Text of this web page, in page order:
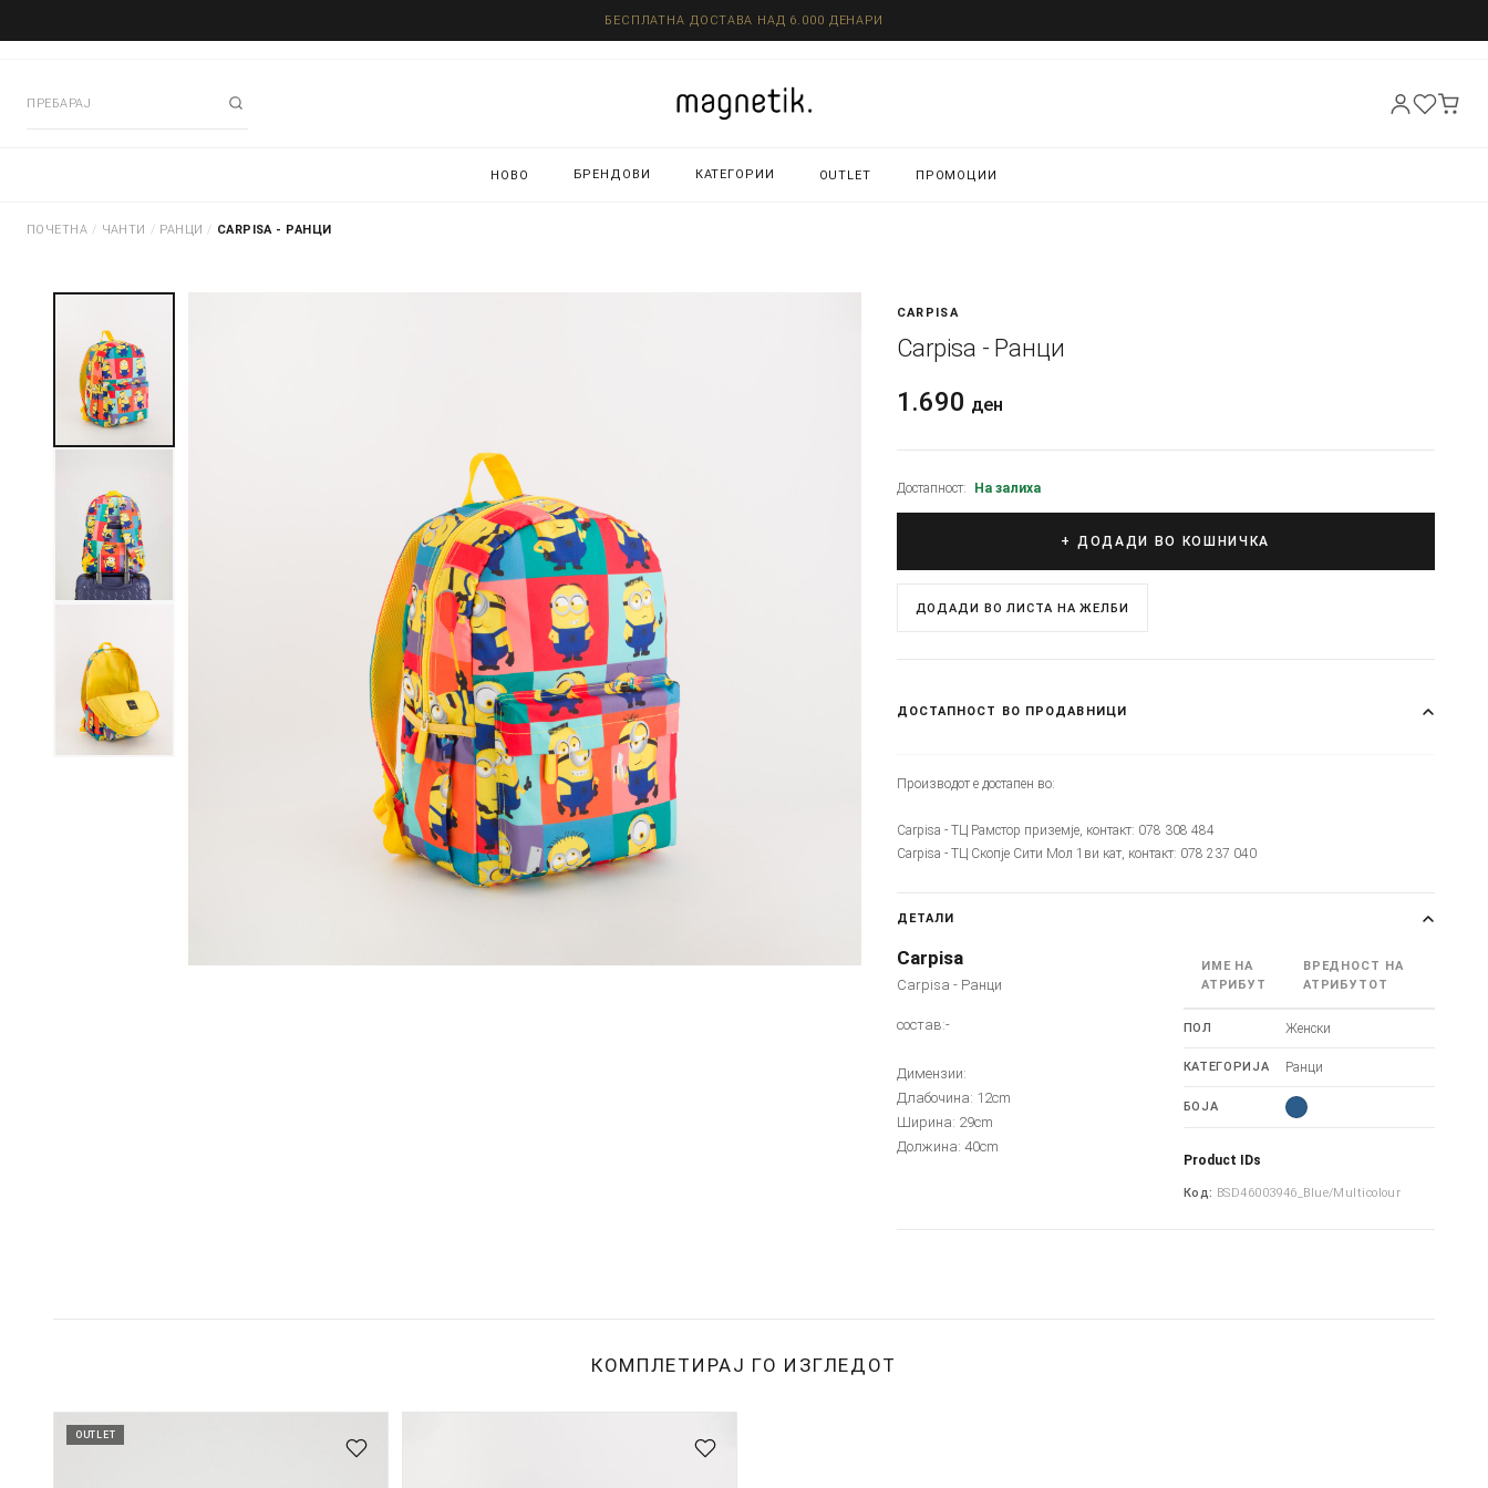
БЕСПЛАТНА ДОСТАВА НАД 6.000 ДЕНАРИ
НОВО БРЕНДОВИ КАТЕГОРИИ OUTLET ПРОМОЦИИ
ПОЧЕТНА / ЧАНТИ / РАНЦИ / CARPISA - РАНЦИ
CARPISA
Carpisa - Ранци
1.690 ден
Достапност: На залиха
+ ДОДАДИ ВО КОШНИЧКА
ДОДАДИ ВО ЛИСТА НА ЖЕЛБИ
ДОСТАПНОСТ ВО ПРОДАВНИЦИ
Производот е достапен во:
Carpisa - ТЦ Рамстор приземје, контакт: 078 308 484
Carpisa - ТЦ Скопје Сити Мол 1ви кат, контакт: 078 237 040
ДЕТАЛИ
Carpisa
Carpisa - Ранци
состав:-
Димензии:
Длабочина: 12cm
Ширина: 29cm
Должина: 40cm
ИМЕ НА
АТРИБУТ
ВРЕДНОСТ НА
АТРИБУТОТ
ПОЛ Женски
КАТЕГОРИЈА Ранци
БОЈА
Product IDs
Код: BSD46003946_Blue/Multicolour
КОМПЛЕТИРАЈ ГО ИЗГЛЕДОТ
OUTLET